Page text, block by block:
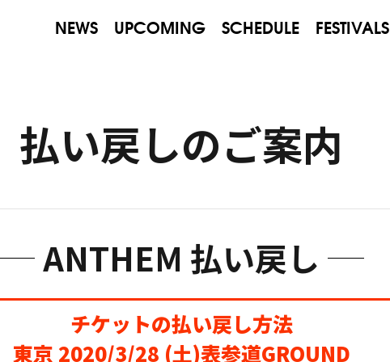
NEWS UPCOMING SCHEDULE FESTIVALS
払い戻しのご案内
ANTHEM 払い戻し
チケットの払い戻し方法
東京 2020/3/28 (土)表参道GROUND